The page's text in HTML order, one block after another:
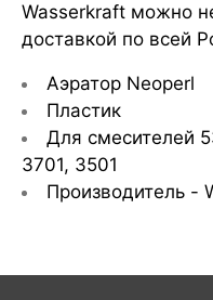
Wasserkraft можно
доставкой по всей
Аэратор Neoperl
Пластик
Для смесителей
3701, 3501
Производитель -